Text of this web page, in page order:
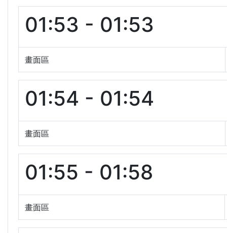
01:53 - 01:53
畫面區
01:54 - 01:54
畫面區
01:55 - 01:58
畫面區